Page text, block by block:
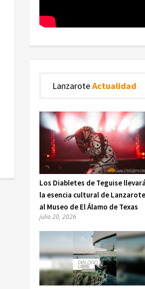
LanzaroteActualidad
Los Diabletes de Teguise
la esencia cultural de Lanzarote
al Museo de El Álamo de Texas
julio 20, 2026